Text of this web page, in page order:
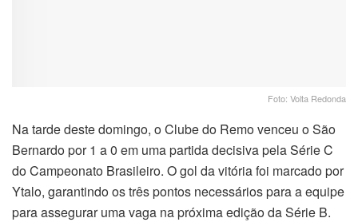
Foto: Volta Redonda
Na tarde deste domingo, o Clube do Remo venceu o São
Bernardo por 1 a 0 em uma partida decisiva pela Série C
do Campeonato Brasileiro. O gol da vitória foi marcado por
Ytalo, garantindo os três pontos necessários para a equipe
para assegurar uma vaga na próxima edição da Série B.